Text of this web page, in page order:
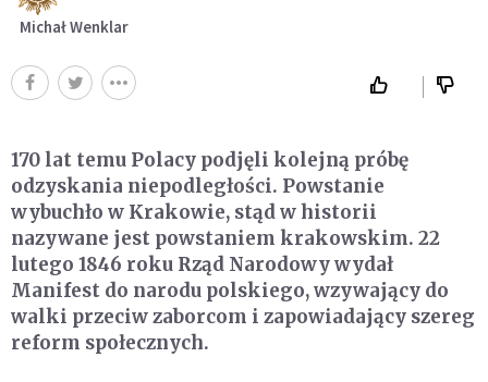
Michał Wenklar
170 lat temu Polacy podjęli kolejną próbę
odzyskania niepodległości. Powstanie
wybuchło w Krakowie, stąd w historii
nazywane jest powstaniem krakowskim. 22
lutego 1846 roku Rząd Narodowy wydał
Manifest do narodu polskiego, wzywający do
walki przeciw zaborcom i zapowiadający szereg
reform społecznych.